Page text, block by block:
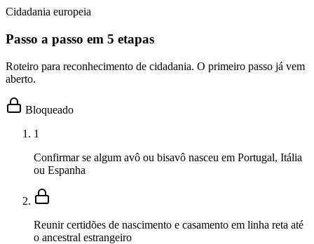
Cidadania europeia
Passo a passo em 5 etapas
Roteiro para reconhecimento de cidadania. O primeiro passo já vem
aberto.
Bloqueado
1
Confirmar se algum avô ou bisavô nasceu em Portugal, Itália
ou Espanha
Reunir certidões de nascimento e casamento em linha reta até
o ancestral estrangeiro